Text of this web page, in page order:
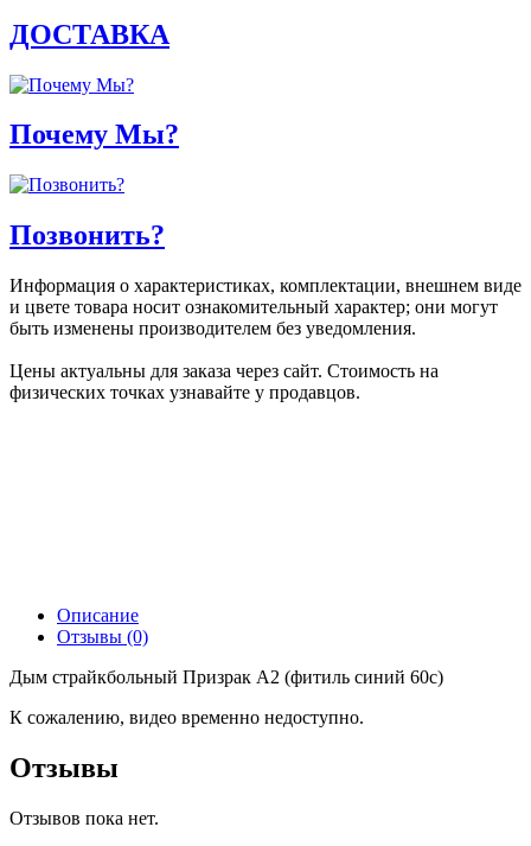
ДОСТАВКА
Почему Мы?
Позвонить?
Информация о характеристиках, комплектации, внешнем виде
и цвете товара носит ознакомительный характер; они могут
быть изменены производителем без уведомления.
Цены актуальны для заказа через сайт. Стоимость на
физических точках узнавайте у продавцов.
Описание
Отзывы (0)
Дым страйкбольный Призрак А2 (фитиль синий 60с)
К сожалению, видео временно недоступно.
Отзывы
Отзывов пока нет.